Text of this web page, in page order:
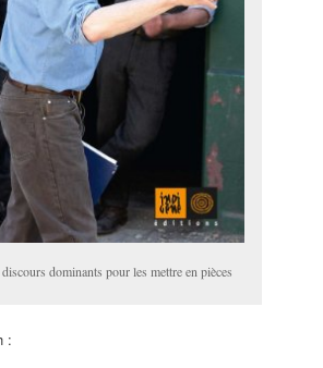
dominants pour les mettre en pièces
: